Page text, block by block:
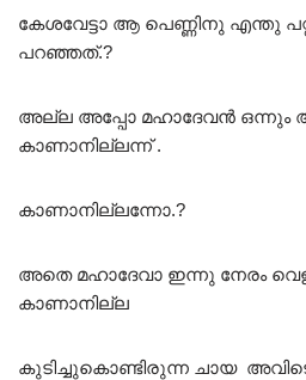
കേശവേട്ടാ ആ പെണ്ണിനു എന്തു
പറഞ്ഞത്.?
അല്ല അപ്പോ മഹാദേവൻ ഒന്നും
കാണാനില്ലന്ന് .
കാണാനില്ലന്നോ.?
അതെ മഹാദേവാ ഇന്നു നേരം
കാണാനില്ല
കുടിച്ചുകൊണ്ടിരുന്ന ചായ അവിടെ